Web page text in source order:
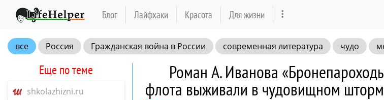
Блог Лайфхаки Красота Для жизни
все Россия Гражданская война в России современная литература чудо
Еще по теме
shkolazhizni.ru
Роман А. Иванова
флота выживали в чудовищном